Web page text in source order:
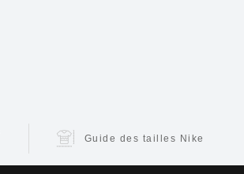
Guide des tailles Nike